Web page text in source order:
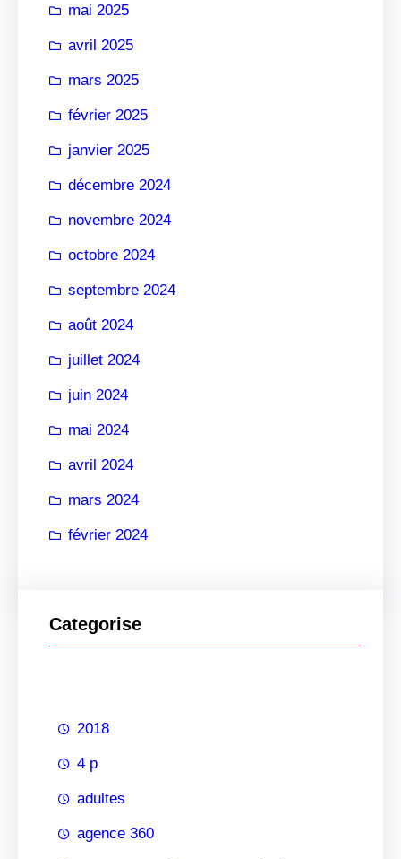
mai 2025
avril 2025
mars 2025
février 2025
janvier 2025
décembre 2024
novembre 2024
octobre 2024
septembre 2024
août 2024
juillet 2024
juin 2024
mai 2024
avril 2024
mars 2024
février 2024
Categorise
2018
4 p
adultes
agence 360